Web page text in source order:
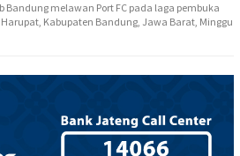
Bandung melawan Port FC pada laga pembuka
Kabupaten Bandung, Jawa Barat, Minggu